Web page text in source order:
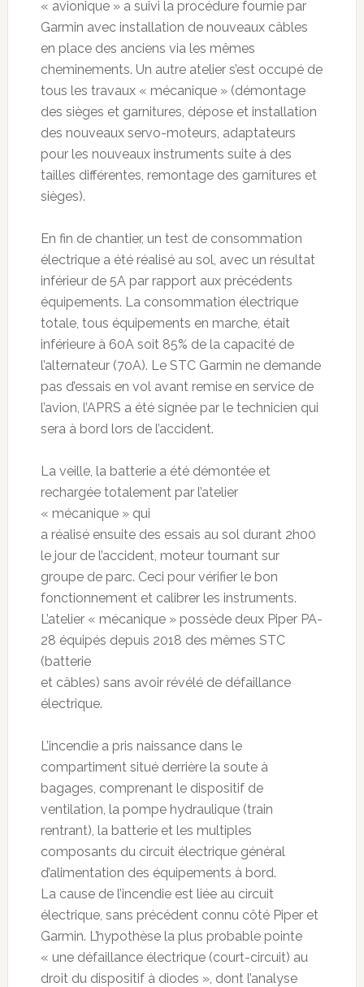
« avionique » a suivi la procédure fournie par
Garmin avec installation de nouveaux câbles
en place des anciens via les mêmes
cheminements. Un autre atelier s’est occupé de
tous les travaux « mécanique » (démontage
des sièges et garnitures, dépose et installation
des nouveaux servo-moteurs, adaptateurs
pour les nouveaux instruments suite à des
tailles différentes, remontage des garnitures et
sièges).
En fin de chantier, un test de consommation
électrique a été réalisé au sol, avec un résultat
inférieur de 5A par rapport aux précédents
équipements. La consommation électrique
totale, tous équipements en marche, était
inférieure à 60A soit 85% de la capacité de
l’alternateur (70A). Le STC Garmin ne demande
pas d’essais en vol avant remise en service de
l’avion, l’APRS a été signée par le technicien qui
sera à bord lors de l’accident.
La veille, la batterie a été démontée et
rechargée totalement par l’atelier
« mécanique » qui
a réalisé ensuite des essais au sol durant 2h00
le jour de l’accident, moteur tournant sur
groupe de parc. Ceci pour vérifier le bon
fonctionnement et calibrer les instruments.
L’atelier « mécanique » possède deux Piper PA-
28 équipés depuis 2018 des mêmes STC
(batterie
et câbles) sans avoir révélé de défaillance
électrique.
L’incendie a pris naissance dans le
compartiment situé derrière la soute à
bagages, comprenant le dispositif de
ventilation, la pompe hydraulique (train
rentrant), la batterie et les multiples
composants du circuit électrique général
d’alimentation des équipements à bord.
La cause de l’incendie est liée au circuit
électrique, sans précédent connu côté Piper et
Garmin. L’hypothèse la plus probable pointe
« une défaillance électrique (court-circuit) au
droit du dispositif à diodes », dont l’analyse